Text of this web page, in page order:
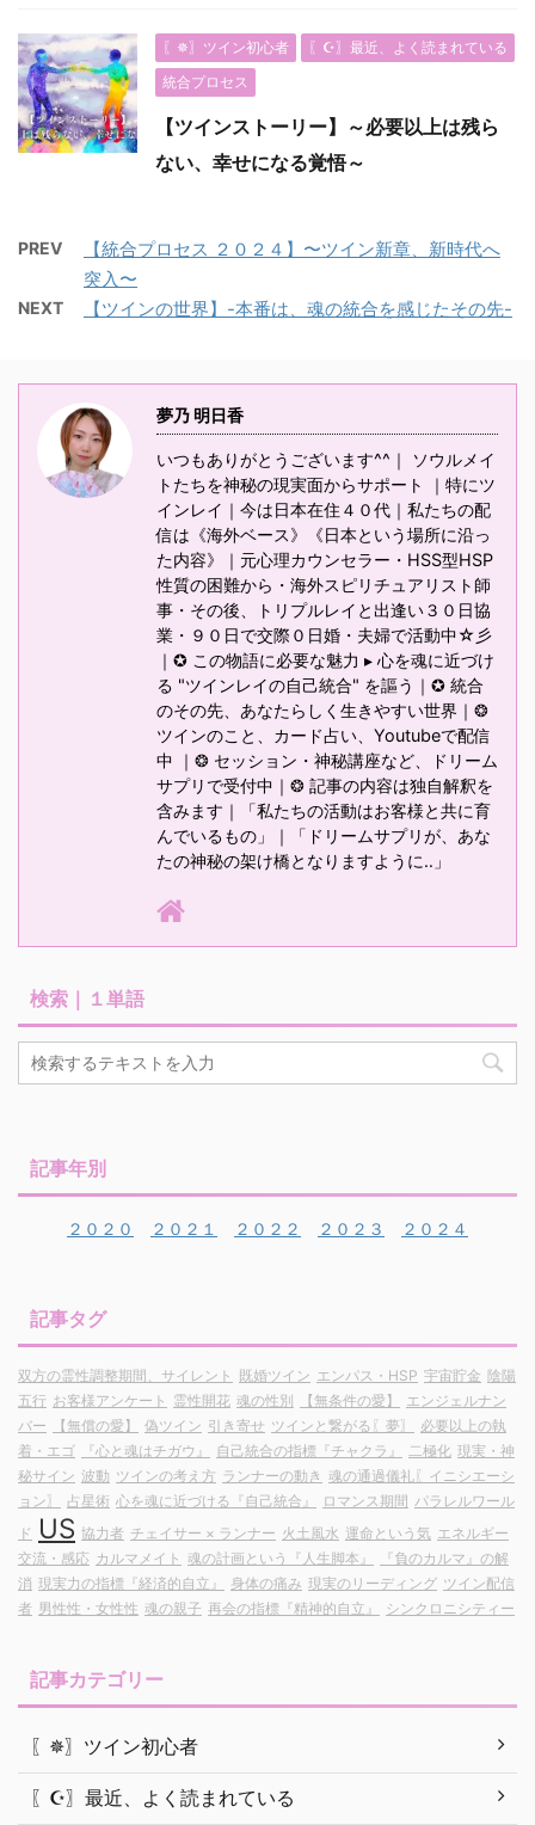
〖✵〗ツイン初心者
〖☪︎〗最近、よく読まれている
統合プロセス
【ツインストーリー】～必要以上は残ら
ない、幸せになる覚悟～
PREV
【統合プロセス ２０２４】〜ツイン新章、新時代へ
突入〜
NEXT 【ツインの世界】-本番は、魂の統合を感じたその先-
夢乃 明日香
いつもありがとうございます^^｜ ソウルメイ
トたちを神秘の現実面からサポート ｜特にツ
インレイ｜今は日本在住４０代｜私たちの配
信は《海外ベース》《日本という場所に沿っ
た内容》｜元心理カウンセラー・HSS型HSP
性質の困難から・海外スピリチュアリスト師
事・その後、トリプルレイと出逢い３０日協
業・９０日で交際０日婚・夫婦で活動中☆彡
｜✪ この物語に必要な魅力 ▸ 心を魂に近づけ
る "ツインレイの自己統合" を謳う｜✪ 統合
のその先、あなたらしく生きやすい世界｜❂
ツインのこと、カード占い、Youtubeで配信
中 ｜❂ セッション・神秘講座など、ドリーム
サプリで受付中｜❂ 記事の内容は独自解釈を
含みます｜「私たちの活動はお客様と共に育
んでいるもの」｜「ドリームサプリが、あな
たの神秘の架け橋となりますように‥」
検索｜１単語
記事年別
２０２０ ２０２１ ２０２２ ２０２３ ２０２４
記事タグ
双方の霊性調整期間、サイレント 既婚ツイン エンパス・HSP 宇宙貯金 陰陽
五行 お客様アンケート 霊性開花 魂の性別 【無条件の愛】
エンジェルナン
バー
【無償の愛】 偽ツイン 引き寄せ ツインと繋がる〖夢〗
必要以上の執
着・エゴ
『心と魂はチガウ』 自己統合の指標『チャクラ』 二極化 現実・神
秘サイン 波動 ツインの考え方 ランナーの動き 魂の通過儀礼〖イニシエーシ
ョン〗
占星術 心を魂に近づける『自己統合』 ロマンス期間 パラレルワール
ド US 協力者 チェイサー × ランナー 火土風水 運命という気 エネルギー
交流・感応 カルマメイト 魂の計画という『人生脚本』
『負のカルマ』の解
消 現実力の指標『経済的自立』 身体の痛み 現実のリーディング ツイン配信
者 男性性・女性性 魂の親子 再会の指標『精神的自立』 シンクロニシティー
記事カテゴリー
〖✵〗ツイン初心者
〖☪︎〗最近、よく読まれている